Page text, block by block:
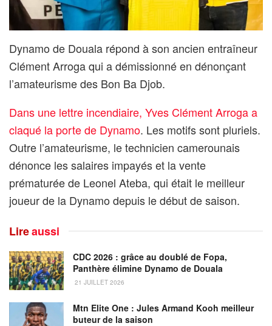
Dynamo de Douala répond à son ancien entraîneur
Clément Arroga qui a démissionné en dénonçant
l’amateurisme des Bon Ba Djob.
Dans une lettre incendiaire, Yves Clément Arroga a
claqué la porte de Dynamo. Les motifs sont pluriels.
Outre l’amateurisme, le technicien camerounais
dénonce les salaires impayés et la vente
prématurée de Leonel Ateba, qui était le meilleur
joueur de la Dynamo depuis le début de saison.
Lireaussi
CDC 2026 : grâce au doublé de Fopa,
Panthère élimine Dynamo de Douala
21 JUILLET 2026
Mtn Elite One : Jules Armand Kooh meilleur
buteur de la saison